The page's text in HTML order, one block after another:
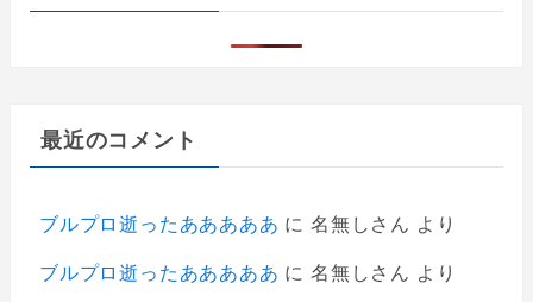
最近のコメント
ブルプロ逝ったあああああ に 名無しさん より
ブルプロ逝ったあああああ に 名無しさん より